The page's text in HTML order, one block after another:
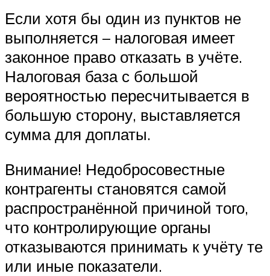
Если хотя бы один из пунктов не
выполняется – налоговая имеет
законное право отказать в учёте.
Налоговая база с большой
вероятностью пересчитывается в
большую сторону, выставляется
сумма для доплаты.
Внимание! Недобросовестные
контрагенты становятся самой
распространённой причиной того,
что контролирующие органы
отказываются принимать к учёту те
или иные показатели.